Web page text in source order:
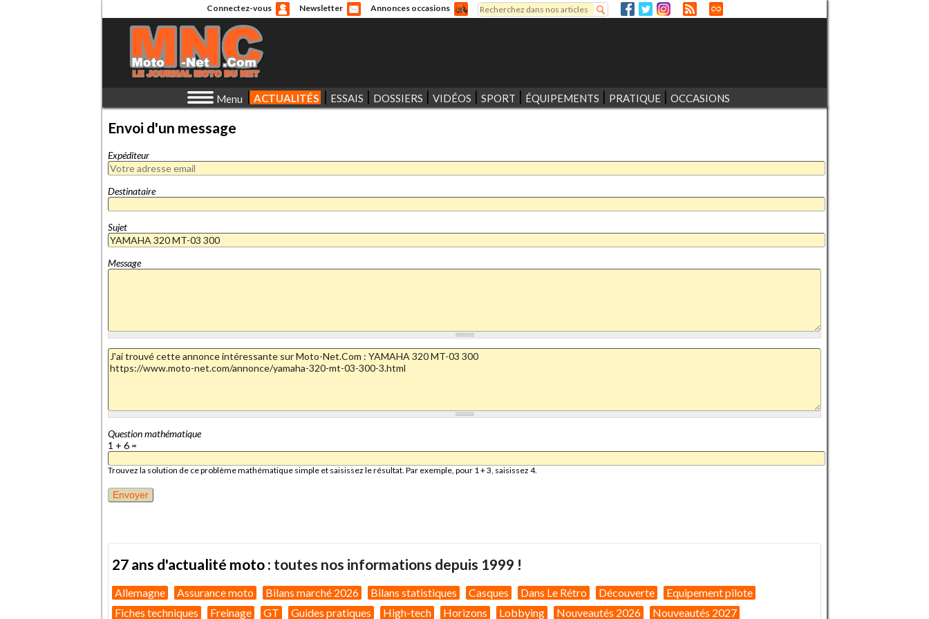
Connectez-vous Newsletter Annonces occasions
Formulaire de recherche
Rechercher
Menu ACTUALITÉS ESSAIS DOSSIERS VIDÉOS SPORT ÉQUIPEMENTS PRATIQUE OCCASIONS
Envoi d'un message
Expéditeur
Destinataire
Sujet
Message
Question mathématique
1 + 6 =
Trouvez la solution de ce problème mathématique simple et saisissez le résultat. Par exemple, pour 1 + 3, saisissez 4.
27 ans d'actualité moto : toutes nos informations depuis 1999 !
Allemagne Assurance moto Bilans marché 2026 Bilans statistiques Casques Dans Le Rétro Découverte
Equipement pilote
Fiches techniques
Freinage GT Guides pratiques High-tech Horizons Lobbying Nouveautés 2026 Nouveautés 2027